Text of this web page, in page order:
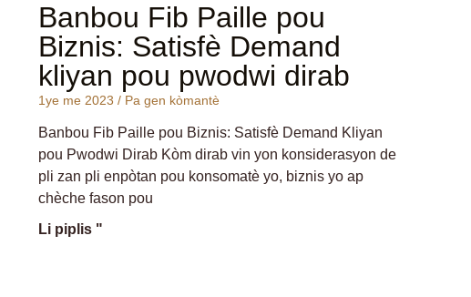
Banbou Fib Paille pou
Biznis: Satisfè Demand
kliyan pou pwodwi dirab
1ye me 2023 Pa gen kòmantè
Banbou Fib Paille pou Biznis: Satisfè Demand Kliyan
pou Pwodwi Dirab Kòm dirab vin yon konsiderasyon de
pli zan pli enpòtan pou konsomatè yo, biznis yo ap
chèche fason pou
Li piplis "